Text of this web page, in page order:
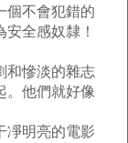
個不會犯錯的
全感奴隸！
慘淡的雜志
。他們就好像
明亮的電影